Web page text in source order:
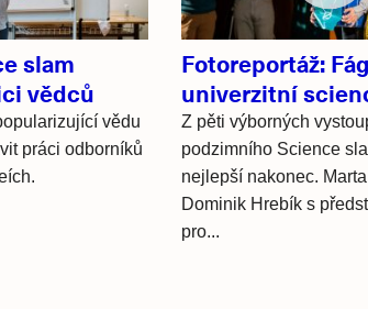
slam
vědců
vědu
práci odborníků
Fotoreportáž:
univerzitní
Z pěti výborných
podzimního Science
nejlepší nakonec.
Dominik Hrebík s
pro...